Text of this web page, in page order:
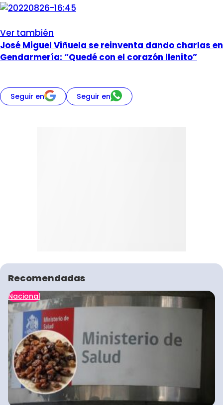
Ver también
José Miguel Viñuela se reinventa dando charlas en
Gendarmería: “Quedé con el corazón llenito”
Seguir en Seguir en
Recomendadas
Nacional